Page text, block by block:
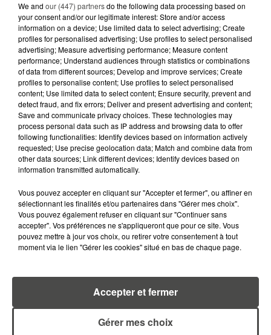
4 août 2026
CAMPING-CAR : CE QUE VOUS
AVEZ LE DROIT DE FAIRE... ET LES
ERREURS...
RETROUVEZ TOUTE L'ACTU DE LA RÉGION ET
RECEVEZ LES ALERTES INFOS DE LA RÉDACTION
EN TÉLÉCHARGEANT L'APPLICATION MOBILE
RCA
LA RÉDACTION
RCA
Voir toute l'équipe RCA
We and our (447) partnersdo the following data processing based on
your consent and/or our legitimate interest: Store and/or access
information on a device; Use limited data to select advertising; Create
profiles for personalised advertising; Use profiles to select personalised
advertising; Measure advertising performance; Measure content
performance; Understand audiences through statistics or combinations
of data from different sources; Develop and improve services; Create
profiles to personalise content; Use profiles to select personalised
content; Use limited data to select content; Ensure security, prevent and
detect fraud, and fix errors; Deliver and present advertising and content;
Save and communicate privacy choices. These technologies may
process personal data such as IP address and browsing data to offer
following functionalities: Identify devices based on information actively
requested; Use precise geolocation data; Match and combine data from
other data sources; Link different devices; Identify devices based on
information transmitted automatically.
Vous pouvez accepter en cliquant sur "Accepter et fermer", ou affiner en
sélectionnant les finalités et/ou partenaires dans "Gérer mes choix".
Vous pouvez également refuser en cliquant sur "Continuer sans
accepter". Vos préférences ne s'appliqueront que pour ce site. Vous
pouvez mettre à jour vos choix, ou retirer votre consentement à tout
moment via le lien "Gérer les cookies" situé en bas de chaque page.
Gérer mes choix
Accepter et fermer